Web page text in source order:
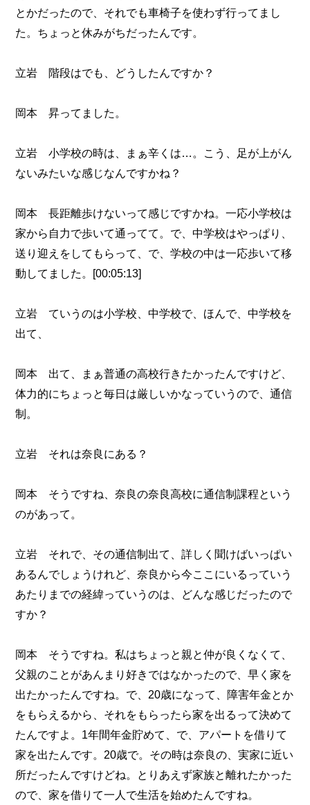
とかだったので、それでも車椅子を使わず行ってまし
た。ちょっと休みがちだったんです。
立岩 階段はでも、どうしたんですか？
岡本 昇ってました。
立岩 小学校の時は、まぁ辛くは…。こう、足が上がん
ないみたいな感じなんですかね？
岡本 長距離歩けないって感じですかね。一応小学校は
家から自力で歩いて通ってて。で、中学校はやっぱり、
送り迎えをしてもらって、で、学校の中は一応歩いて移
動してました。[00:05:13]
立岩 ていうのは小学校、中学校で、ほんで、中学校を
出て、
岡本 出て、まぁ普通の高校行きたかったんですけど、
体力的にちょっと毎日は厳しいかなっていうので、通信
制。
立岩 それは奈良にある？
岡本 そうですね、奈良の奈良高校に通信制課程という
のがあって。
立岩 それで、その通信制出て、詳しく聞けばいっぱい
あるんでしょうけれど、奈良から今ここにいるっていう
あたりまでの経緯っていうのは、どんな感じだったので
すか？
岡本 そうですね。私はちょっと親と仲が良くなくて、
父親のことがあんまり好きではなかったので、早く家を
出たかったんですね。で、20歳になって、障害年金とか
をもらえるから、それをもらったら家を出るって決めて
たんですよ。1年間年金貯めて、で、アパートを借りて
家を出たんです。20歳で。その時は奈良の、実家に近い
所だったんですけどね。とりあえず家族と離れたかった
ので、家を借りて一人で生活を始めたんですね。